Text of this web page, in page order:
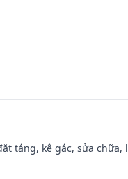
táng, kê gác, sửa